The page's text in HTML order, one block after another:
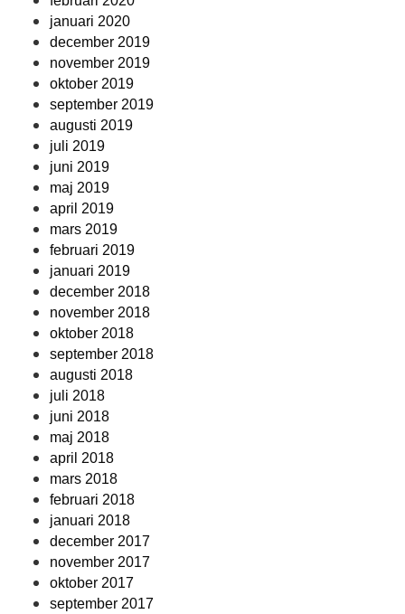
januari 2020
december 2019
november 2019
oktober 2019
september 2019
augusti 2019
juli 2019
juni 2019
maj 2019
april 2019
mars 2019
februari 2019
januari 2019
december 2018
november 2018
oktober 2018
september 2018
augusti 2018
juli 2018
juni 2018
maj 2018
april 2018
mars 2018
februari 2018
januari 2018
december 2017
november 2017
oktober 2017
september 2017